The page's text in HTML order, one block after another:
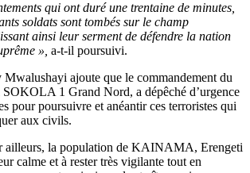
qui ont duré une trentaine de minutes,
soldats sont tombés sur le champ
ainsi leur serment de défendre la nation
», a-t-il poursuivi.
ajoute que le commandement du
SOKOLA 1 Grand Nord, a dépêché d’urgence
pour poursuivre et anéantir ces terroristes qui
aux civils.
ailleurs, la population de KAINAMA, Erengeti
calme et à rester très vigilante tout en